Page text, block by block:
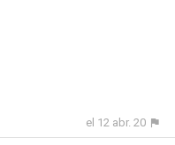
el 12 abr. 20